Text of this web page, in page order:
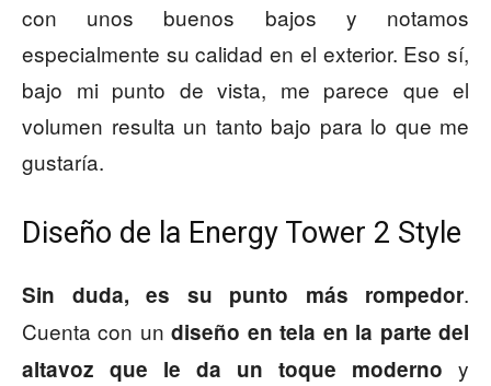
con unos buenos bajos y notamos
especialmente su calidad en el exterior. Eso sí,
bajo mi punto de vista, me parece que el
volumen resulta un tanto bajo para lo que me
gustaría.
Diseño de la Energy Tower 2 Style
Sin duda, es su punto más rompedor.
Cuenta con undiseño en tela en la parte del
altavoz que le da un toque moderno y